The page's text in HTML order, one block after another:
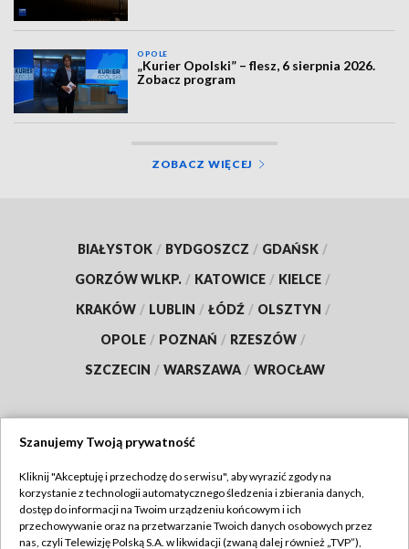
OPOLE
„Kurier Opolski” – flesz, 6 sierpnia 2026.
Zobacz program
ZOBACZ WIĘCEJ
BIAŁYSTOK / BYDGOSZCZ / GDAŃSK /
GORZÓW WLKP. / KATOWICE / KIELCE /
KRAKÓW / LUBLIN / ŁÓDŹ / OLSZTYN /
OPOLE / POZNAŃ / RZESZÓW /
SZCZECIN / WARSZAWA / WROCŁAW
TVP
Abonament TVP
Regulamin TVP
Szanujemy Twoją prywatność
Kliknij "Akceptuję i przechodzę do serwisu", aby wyrazić zgody na
korzystanie z technologii automatycznego śledzenia i zbierania danych,
dostęp do informacji na Twoim urządzeniu końcowym i ich
przechowywanie oraz na przetwarzanie Twoich danych osobowych przez
nas, czyli Telewizję Polską S.A. w likwidacji (zwaną dalej również „TVP”),